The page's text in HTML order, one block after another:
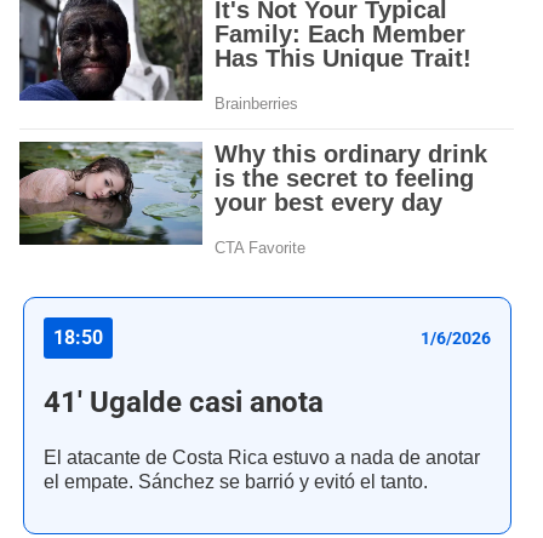
18:50 1/6/2026
41' Ugalde casi anota
El atacante de Costa Rica estuvo a nada de anotar
el empate. Sánchez se barrió y evitó el tanto.